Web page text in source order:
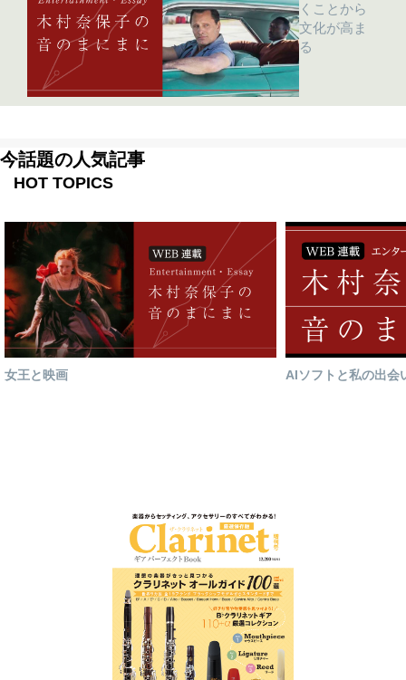
くことから
文化が高ま
る
今話題の人気記事
HOT TOPICS
女王と映画 AIソフトと私の出会